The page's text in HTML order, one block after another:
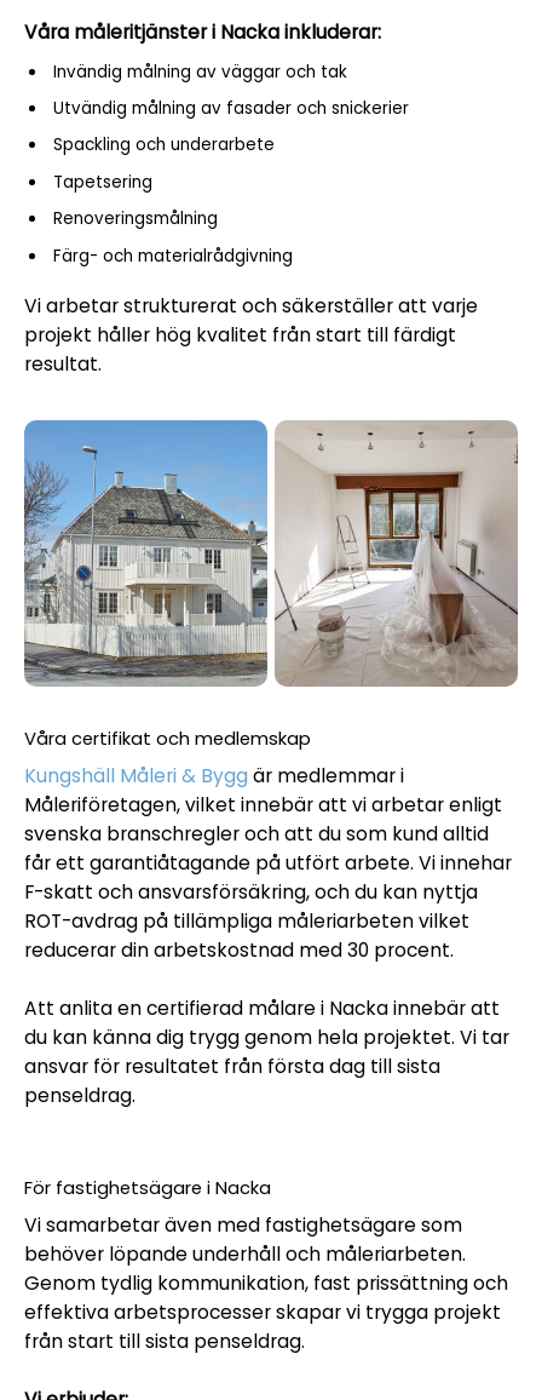
Våra måleritjänster i Nacka inkluderar:
Invändig målning av väggar och tak
Utvändig målning av fasader och snickerier
Spackling och underarbete
Tapetsering
Renoveringsmålning
Färg- och materialrådgivning
Vi arbetar strukturerat och säkerställer att varje
projekt håller hög kvalitet från start till färdigt
resultat.
Våra certifikat och medlemskap
Kungshäll Måleri & Bygg är medlemmar i
Måleriföretagen, vilket innebär att vi arbetar enligt
svenska branschregler och att du som kund alltid
får ett garantiåtagande på utfört arbete. Vi innehar
F-skatt och ansvarsförsäkring, och du kan nyttja
ROT-avdrag på tillämpliga måleriarbeten vilket
reducerar din arbetskostnad med 30 procent.
Att anlita en certifierad målare i Nacka innebär att
du kan känna dig trygg genom hela projektet. Vi tar
ansvar för resultatet från första dag till sista
penseldrag.
För fastighetsägare i Nacka
Vi samarbetar även med fastighetsägare som
behöver löpande underhåll och måleriarbeten.
Genom tydlig kommunikation, fast prissättning och
effektiva arbetsprocesser skapar vi trygga projekt
från start till sista penseldrag.